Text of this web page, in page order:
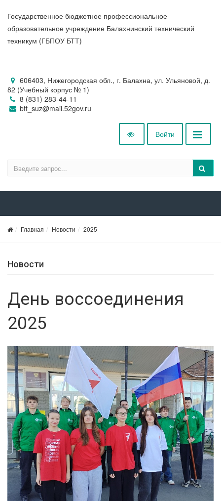
Государственное бюджетное профессиональное
образовательное учреждение Балахнинский технический
техникум (ГБПОУ БТТ)
606403, Нижегородская обл., г. Балахна, ул. Ульяновой, д.
82 (Учебный корпус № 1)
8 (831) 283-44-11
btt_suz@mail.52gov.ru
Войти
Главная Новости 2025
Новости
День воссоединения
2025